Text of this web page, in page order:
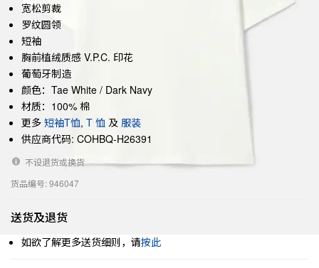
宽松剪裁
罗纹圆领
短袖
胸前植绒质感 V.P.C. 印花
葡萄牙制造
颜色：Tae White / Dark Navy
材质：100% 棉
更多 短袖T恤, T 恤 及 服装
供应商代码: COHBQ-H26391
不设退货或换货
货品编号: 946047
送货及退货
如欲了解更多送货细则，请按此